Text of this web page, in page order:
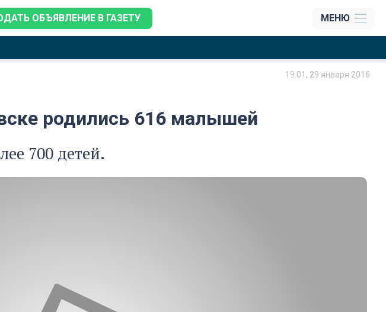
ОБЪЯВЛЕНИЕ В ГАЗЕТУ МЕНЮ
19:01, 29 января 2016
родились 616 малышей
700 детей.